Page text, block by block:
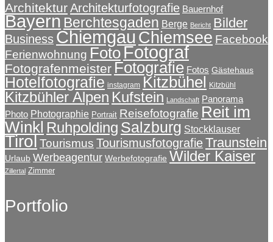
ArchitekturArchitekturfotografie Bauernhof
Bayern Berchtesgaden Berge Bericht Bilder
Business Chiemgau Chiemsee Facebook
Ferienwohnung Foto Fotograf
Fotografenmeister Fotografie Fotos Gästehaus
Hotelfotografie instagram Kitzbühel Kitzbühl
Kitzbühler Alpen Kufstein Landschaft Panorama
Photo Photographie Portrait Reisefotografie Reit im
Winkl Ruhpolding Salzburg Stockklauser
Tirol Tourismus TourismusfotografieTraunstein
Urlaub Werbeagentur Werbefotografie Wilder Kaiser
Zillertal Zimmer
Portfolio